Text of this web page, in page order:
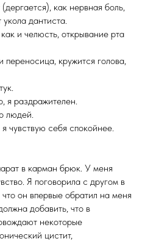
как нервная боль,
укола дантиста.
и челюсть, открывание рта
переносица, кружится голова,
я раздражителен.
людей.
чувствую себя спокойнее.
в карман брюк. У меня
Я поговорила с другом в
он впервые обратил на меня
добавить, что в
некоторые
цистит,